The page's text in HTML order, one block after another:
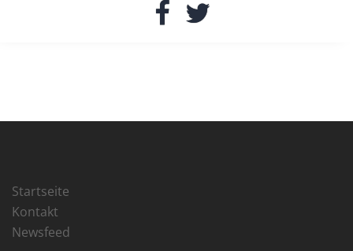
Facebook
Startseite
Kontakt
Newsfeed